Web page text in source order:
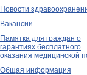
Новости
Вакансии
Памятка для граждан о
гарантиях бесплатного
оказания медицинской
Общая информация